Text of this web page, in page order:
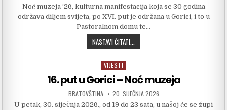
Noć muzeja ’26, kulturna manifestacija koja se 30 godina
održava diljem svijeta, po XVI. put je održana u Gorici, i to u
Pastoralnom domu te…
NASTAVI ČITATI...
Posted in
VIJESTI
16. put u Gorici – Noć muzeja
AUTHOR:
BRATOVŠTINA PUBLISHED DATE:
20. SIJEČNJA 2026
U petak, 30. siječnja 2026., od 19 do 23 sata, u našoj će se župi